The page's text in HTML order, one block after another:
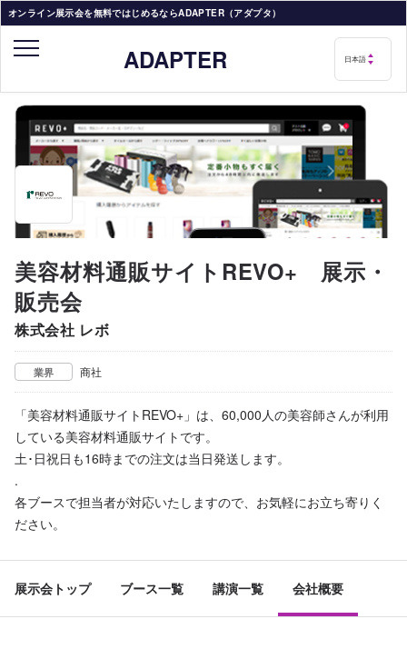
オンライン展示会を無料ではじめるならADAPTER（アダプタ）
ADAPTER
美容材料通販サイトREVO+ 展示・
販売会
株式会社 レボ
業界 商社
「美容材料通販サイトREVO+」は、60,000人の美容師さんが利用
している美容材料通販サイトです。
土･日祝日も16時までの注文は当日発送します。
.
各ブースで担当者が対応いたしますので、お気軽にお立ち寄りく
ださい。
展示会トップ ブース一覧 講演一覧 会社概要